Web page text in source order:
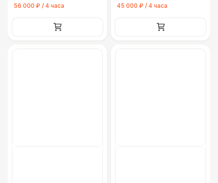
56 000 ₽ / 4 часа
45 000 ₽ / 4 часа